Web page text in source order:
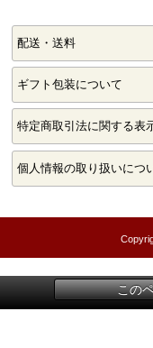
配送・送料
ギフト包装について
特定商取引法に関する表
個人情報の取り扱いにつ
この